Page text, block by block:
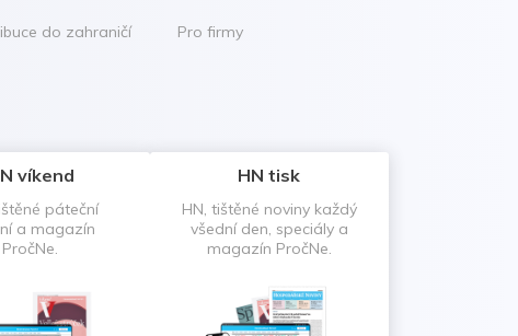
do zahraničí Pro firmy
víkend
páteční
a magazín
PročNe.
HN tisk
HN, tištěné noviny každý
všední den, speciály a
magazín PročNe.